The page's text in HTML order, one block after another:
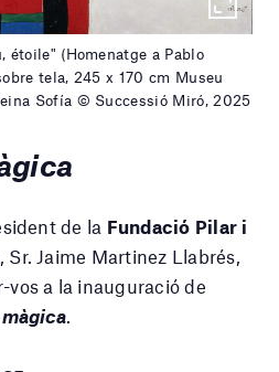
étoile" (Homenatge a Pablo
tela, 245 x 170 cm Museu
Sofía © Successió Miró, 2025
de la Fundació Pilar i
, Sr. Jaime Martinez Llabrés,
vos a la inauguració de
.